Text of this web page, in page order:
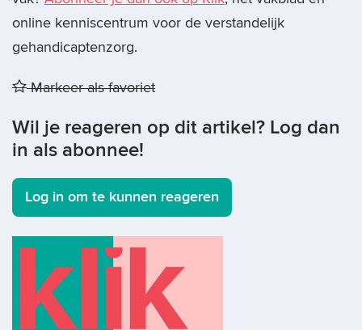
online kenniscentrum voor de verstandelijk
gehandicaptenzorg.
Markeer als favoriet
Wil je reageren op dit artikel? Log dan
in als abonnee!
Log in om te kunnen reageren